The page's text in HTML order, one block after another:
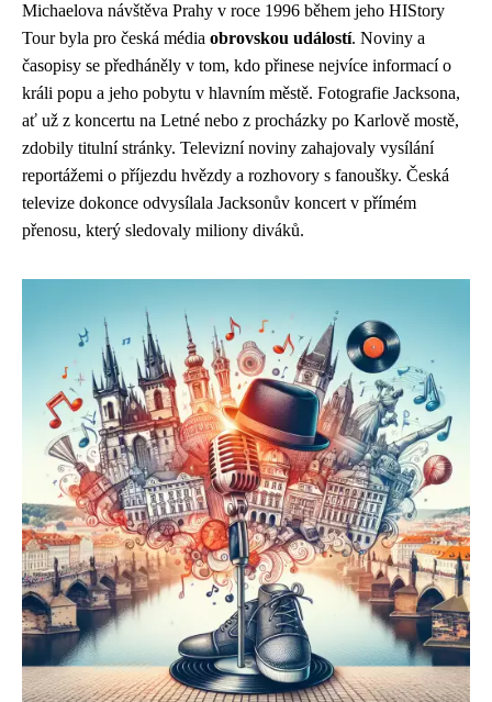
Michaelova návštěva Prahy v roce 1996 během jeho HIStory
Tour byla pro česká média obrovskou událostí. Noviny a
časopisy se předháněly v tom, kdo přinese nejvíce informací o
králi popu a jeho pobytu v hlavním městě. Fotografie Jacksona,
ať už z koncertu na Letné nebo z procházky po Karlově mostě,
zdobily titulní stránky. Televizní noviny zahajovaly vysílání
reportážemi o příjezdu hvězdy a rozhovory s fanoušky. Česká
televize dokonce odvysílala Jacksonův koncert v přímém
přenosu, který sledovaly miliony diváků.